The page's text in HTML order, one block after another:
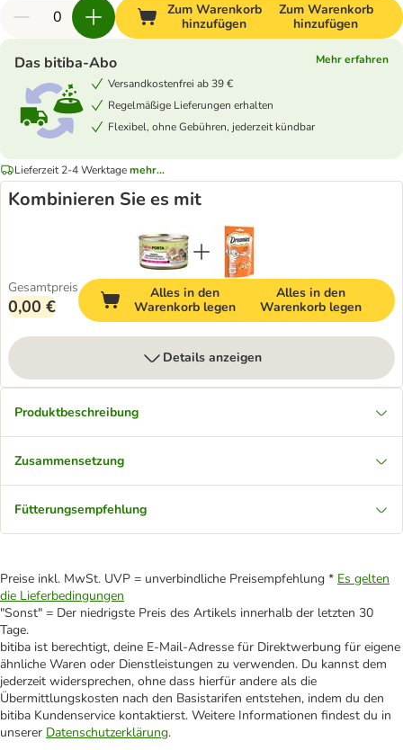
Zum Warenkorb
hinzufügen
Zum Warenkorb
hinzufügen
Das bitiba-Abo
Mehr erfahren
Versandkostenfrei ab 39 €
Regelmäßige Lieferungen erhalten
Flexibel, ohne Gebühren, jederzeit kündbar
Lieferzeit 2-4 Werktagemehr...
Kombinieren Sie es mit
Gesamtpreis
0,00 €
Alles in den
Warenkorb legen
Alles in den
Warenkorb legen
Details anzeigen
Produktbeschreibung
Zusammensetzung
Fütterungsempfehlung
Preise inkl. MwSt. UVP = unverbindliche Preisempfehlung * Es gelten
die Lieferbedingungen
"Sonst" = Der niedrigste Preis des Artikels innerhalb der letzten 30
Tage.
bitiba ist berechtigt, deine E-Mail-Adresse für Direktwerbung für eigene
ähnliche Waren oder Dienstleistungen zu verwenden. Du kannst dem
jederzeit widersprechen, ohne dass hierfür andere als die
Übermittlungskosten nach den Basistarifen entstehen, indem du den
bitiba Kundenservice kontaktierst. Weitere Informationen findest du in
unserer Datenschutzerklärung.